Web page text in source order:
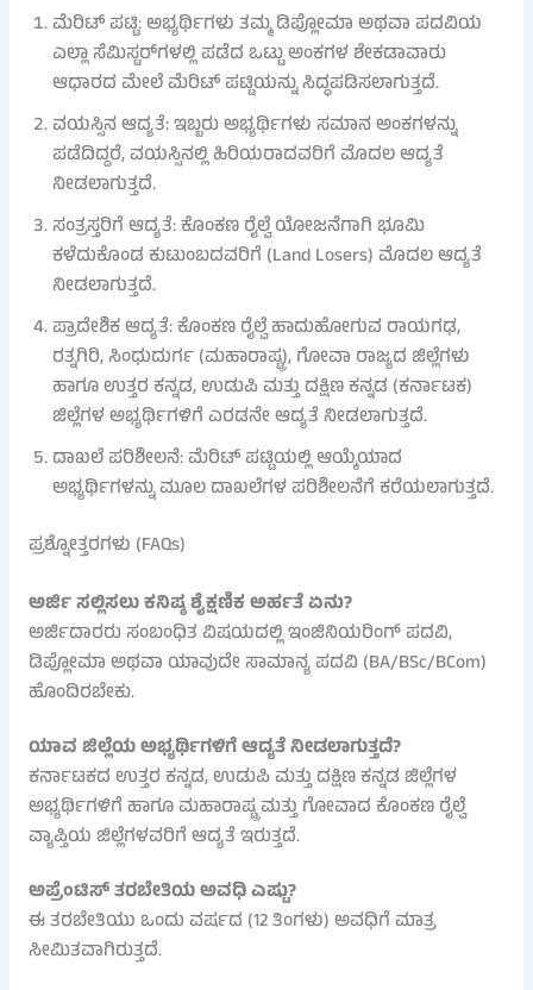
ಮೆರಿಟ್ ಪಟ್ಟಿ: ಅಭ್ಯರ್ಥಿಗಳು ತಮ್ಮ ಡಿಪ್ಲೋಮಾ ಅಥವಾ ಪದವಿಯ
ಎಲ್ಲಾ ಸೆಮಿಸ್ಟರ್‌ಗಳಲ್ಲಿ ಪಡೆದ ಒಟ್ಟು ಅಂಕಗಳ ಶೇಕಡಾವಾರು
ಆಧಾರದ ಮೇಲೆ ಮೆರಿಟ್ ಪಟ್ಟಿಯನ್ನು ಸಿದ್ಧಪಡಿಸಲಾಗುತ್ತದೆ.
ವಯಸ್ಸಿನ ಆದ್ಯತೆ: ಇಬ್ಬರು ಅಭ್ಯರ್ಥಿಗಳು ಸಮಾನ ಅಂಕಗಳನ್ನು
ಪಡೆದಿದ್ದರೆ, ವಯಸ್ಸಿನಲ್ಲಿ ಹಿರಿಯರಾದವರಿಗೆ ಮೊದಲ ಆದ್ಯತೆ
ನೀಡಲಾಗುತ್ತದೆ.
ಸಂತ್ರಸ್ತರಿಗೆ ಆದ್ಯತೆ: ಕೊಂಕಣ ರೈಲ್ವೆ ಯೋಜನೆಗಾಗಿ ಭೂಮಿ
ಕಳೆದುಕೊಂಡ ಕುಟುಂಬದವರಿಗೆ (Land Losers) ಮೊದಲ ಆದ್ಯತೆ
ನೀಡಲಾಗುತ್ತದೆ.
ಪ್ರಾದೇಶಿಕ ಆದ್ಯತೆ: ಕೊಂಕಣ ರೈಲ್ವೆ ಹಾದುಹೋಗುವ ರಾಯಗಢ,
ರತ್ನಗಿರಿ, ಸಿಂಧುದುರ್ಗ (ಮಹಾರಾಷ್ಟ್ರ), ಗೋವಾ ರಾಜ್ಯದ ಜಿಲ್ಲೆಗಳು
ಹಾಗೂ ಉತ್ತರ ಕನ್ನಡ, ಉಡುಪಿ ಮತ್ತು ದಕ್ಷಿಣ ಕನ್ನಡ (ಕರ್ನಾಟಕ)
ಜಿಲ್ಲೆಗಳ ಅಭ್ಯರ್ಥಿಗಳಿಗೆ ಎರಡನೇ ಆದ್ಯತೆ ನೀಡಲಾಗುತ್ತದೆ.
ದಾಖಲೆ ಪರಿಶೀಲನೆ: ಮೆರಿಟ್ ಪಟ್ಟಿಯಲ್ಲಿ ಆಯ್ಕೆಯಾದ
ಅಭ್ಯರ್ಥಿಗಳನ್ನು ಮೂಲ ದಾಖಲೆಗಳ ಪರಿಶೀಲನೆಗೆ ಕರೆಯಲಾಗುತ್ತದೆ.
ಪ್ರಶ್ನೋತ್ತರಗಳು (FAQs)
ಅರ್ಜಿ ಸಲ್ಲಿಸಲು ಕನಿಷ್ಠ ಶೈಕ್ಷಣಿಕ ಅರ್ಹತೆ ಏನು?
ಅರ್ಜಿದಾರರು ಸಂಬಂಧಿತ ವಿಷಯದಲ್ಲಿ ಇಂಜಿನಿಯರಿಂಗ್ ಪದವಿ,
ಡಿಪ್ಲೋಮಾ ಅಥವಾ ಯಾವುದೇ ಸಾಮಾನ್ಯ ಪದವಿ (BA/BSc/BCom)
ಹೊಂದಿರಬೇಕು.
ಯಾವ ಜಿಲ್ಲೆಯ ಅಭ್ಯರ್ಥಿಗಳಿಗೆ ಆದ್ಯತೆ ನೀಡಲಾಗುತ್ತದೆ?
ಕರ್ನಾಟಕದ ಉತ್ತರ ಕನ್ನಡ, ಉಡುಪಿ ಮತ್ತು ದಕ್ಷಿಣ ಕನ್ನಡ ಜಿಲ್ಲೆಗಳ
ಅಭ್ಯರ್ಥಿಗಳಿಗೆ ಹಾಗೂ ಮಹಾರಾಷ್ಟ್ರ ಮತ್ತು ಗೋವಾದ ಕೊಂಕಣ ರೈಲ್ವೆ
ವ್ಯಾಪ್ತಿಯ ಜಿಲ್ಲೆಗಳವರಿಗೆ ಆದ್ಯತೆ ಇರುತ್ತದೆ.
ಅಪ್ರೆಂಟಿಸ್ ತರಬೇತಿಯ ಅವಧಿ ಎಷ್ಟು?
ಈ ತರಬೇತಿಯು ಒಂದು ವರ್ಷದ (12 ತಿಂಗಳು) ಅವಧಿಗೆ ಮಾತ್ರ
ಸೀಮಿತವಾಗಿರುತ್ತದೆ.